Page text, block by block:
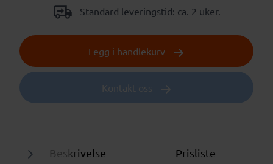
Standard leveringstid: ca. 2 uker.
Legg i handlekurv
Kontakt oss
Beskrivelse Prisliste